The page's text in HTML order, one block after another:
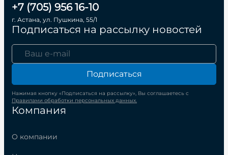
Компания
О компании
+7 (705) 956 16-10
г. Астана, ул. Пушкина, 55/1
Подписаться на рассылку новостей
Подписаться
Нажимая кнопку «Подписаться на рассылку», Вы соглашаетесь с
Правилами обработки персональных данных.